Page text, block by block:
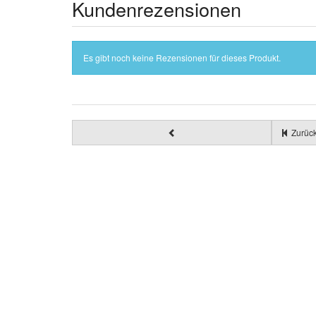
Kundenrezensionen
Es gibt noch keine Rezensionen für dieses Produkt.